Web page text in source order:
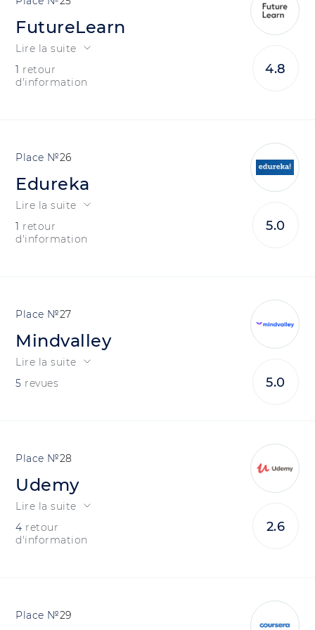
FutureLearn
Lire la suite
1 retour
d'information
4.8
26
Edureka
Lire la suite
1 retour
d'information
5.0
27
Mindvalley
Lire la suite
5 revues 5.0
28
Udemy
Lire la suite
4 retour
d'information
2.6
29